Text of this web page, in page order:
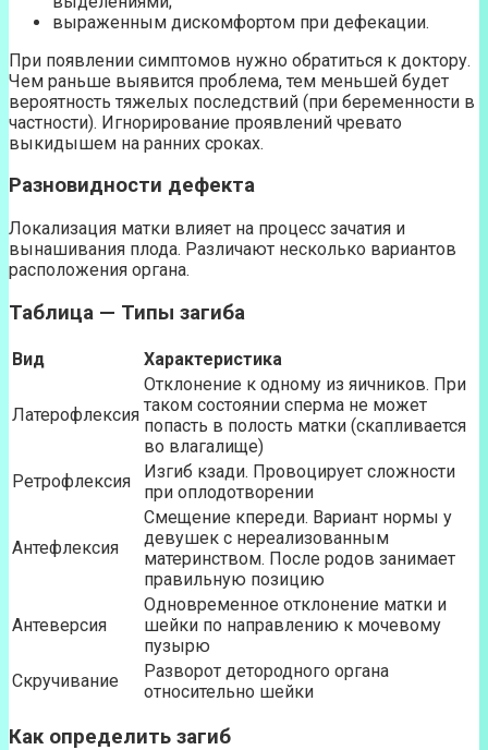
выраженным дискомфортом при дефекации.
При появлении симптомов нужно обратиться к доктору.
Чем раньше выявится проблема, тем меньшей будет
вероятность тяжелых последствий (при беременности в
частности). Игнорирование проявлений чревато
выкидышем на ранних сроках.
Разновидности дефекта
Локализация матки влияет на процесс зачатия и
вынашивания плода. Различают несколько вариантов
расположения органа.
Таблица — Типы загиба
Вид Характеристика
Латерофлексия
Отклонение к одному из яичников. При
таком состоянии сперма не может
попасть в полость матки (скапливается
во влагалище)
Ретрофлексия
Изгиб кзади. Провоцирует сложности
при оплодотворении
Антефлексия
Смещение кпереди. Вариант нормы у
девушек с нереализованным
материнством. После родов занимает
правильную позицию
Антеверсия
Одновременное отклонение матки и
шейки по направлению к мочевому
пузырю
Скручивание
Разворот детородного органа
относительно шейки
Как определить загиб